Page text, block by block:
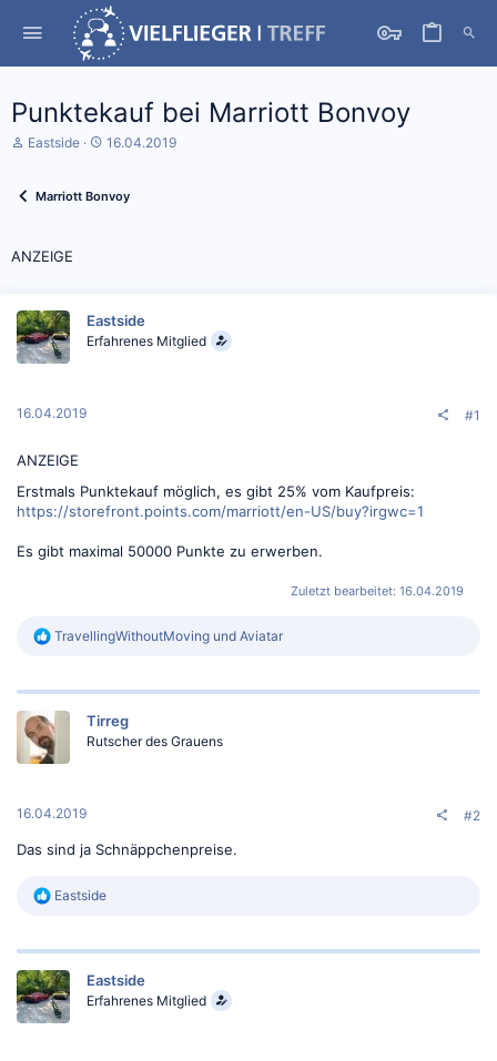
Punktekauf bei Marriott Bonvoy
S
r
*
Eastside
D
u
16.04.2019
Marriott Bonvoy
ANZEIGE
Eastside
Erfahrenes Mitglied
16.04.2019 #1
ANZEIGE
Erstmals Punktekauf möglich, es gibt 25% vom Kaufpreis:
https://storefront.points.com/marriott/en-US/buy?irgwc=1
Es gibt maximal 50000 Punkte zu erwerben.
Zuletzt bearbeitet: 16.04.2019
R
k
i
o
n
:
TravellingWithoutMoving und Aviatar
Tirreg
Rutscher des Grauens
16.04.2019 #2
Das sind ja Schnäppchenpreise.
R
k
i
o
n
Eastside
Eastside
Erfahrenes Mitglied